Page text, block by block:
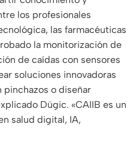
los profesionales
las farmacéuticas
la monitorización de
de caídas con sensores
soluciones innovadoras
pinchazos o diseñar
Dügic. «CAIIB es un
salud digital, IA,